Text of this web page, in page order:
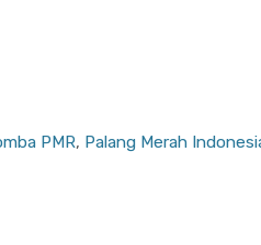
PMR, Palang Merah